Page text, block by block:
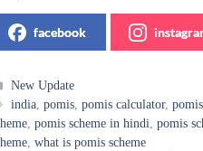
facebook
Categories
New Update
Tags
india, pomis, pomis calculator,
, pomis scheme in hindi, pomis
, what is pomis scheme